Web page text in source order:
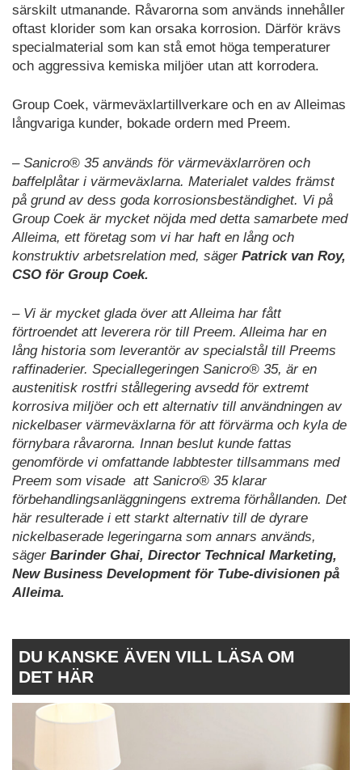
särskilt utmanande. Råvarorna som används innehåller
oftast klorider som kan orsaka korrosion. Därför krävs
specialmaterial som kan stå emot höga temperaturer
och aggressiva kemiska miljöer utan att korrodera.
Group Coek, värmeväxlartillverkare och en av Alleimas
långvariga kunder, bokade ordern med Preem.
– Sanicro® 35 används för värmeväxlarrören och
baffelplåtar i värmeväxlarna. Materialet valdes främst
på grund av dess goda korrosionsbeständighet. Vi på
Group Coek är mycket nöjda med detta samarbete med
Alleima, ett företag som vi har haft en lång och
konstruktiv arbetsrelation med, säger Patrick van Roy,
CSO för Group Coek.
– Vi är mycket glada över att Alleima har fått
förtroendet att leverera rör till Preem. Alleima har en
lång historia som leverantör av specialstål till Preems
raffinaderier. Speciallegeringen Sanicro® 35, är en
austenitisk rostfri stållegering avsedd för extremt
korrosiva miljöer och ett alternativ till användningen av
nickelbaser värmeväxlarna för att förvärma och kyla de
förnybara råvarorna. Innan beslut kunde fattas
genomförde vi omfattande labbtester tillsammans med
Preem som visade att Sanicro® 35 klarar
förbehandlingsanläggningens extrema förhållanden. Det
här resulterade i ett starkt alternativ till de dyrare
nickelbaserade legeringarna som annars används,
säger Barinder Ghai, Director Technical Marketing,
New Business Development för Tube-divisionen på
Alleima.
DU KANSKE ÄVEN VILL LÄSA OM
DET HÄR